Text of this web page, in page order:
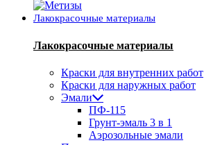
Лакокрасочные материалы
Лакокрасочные материалы
Краски для внутренних работ
Краски для наружных работ
Эмали
ПФ-115
Грунт-эмаль 3 в 1
Аэрозольные эмали